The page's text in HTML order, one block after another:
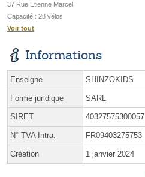
37 Rue Etienne Marcel
Capacité : 28 vélos
Voir tout
Informations
Enseigne SHINZOKIDS
Forme juridique SARL
SIRET 40327575300057
N° TVA Intra. FR09403275753
Création 1 janvier 2024